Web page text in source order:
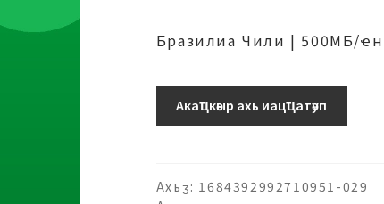
Бразилиа Чили | 500МБ/
Акаҵкәыр ахь иацҵатәуп
Ахьӡ: 1684392992710951-029